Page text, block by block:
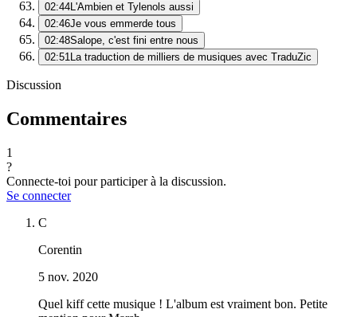
02:44L'Ambien et Tylenols aussi
02:46Je vous emmerde tous
02:48Salope, c'est fini entre nous
02:51La traduction de milliers de musiques avec TraduZic
Discussion
Commentaires
1
?
Connecte-toi pour participer à la discussion.
Se connecter
C
Corentin
5 nov. 2020
Quel kiff cette musique ! L'album est vraiment bon. Petite